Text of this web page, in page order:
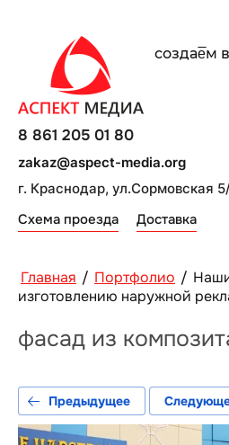
создаe̅м
г. Краснодар, ул.Сормовская
Схема проезда Доставка
8 861 205 01 80
zakaz@aspect-media.org
Главная / Портфолио /
изготовлению наружной
фасад из
Предыдущее